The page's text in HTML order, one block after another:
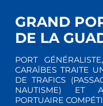
GRAND
DE LA
PORT
CARAÏBES TRAITE
DE TRAFICS
NAUTISME) ET
PORTUAIRE